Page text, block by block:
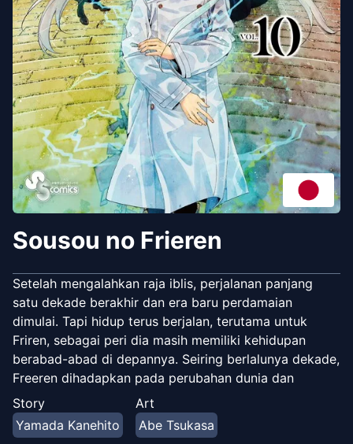
Sousou no Frieren
Setelah mengalahkan raja iblis, perjalanan panjang
satu dekade berakhir dan era baru perdamaian
dimulai. Tapi hidup terus berjalan, terutama untuk
Friren, sebagai peri dia masih memiliki kehidupan
berabad-abad di depannya. Seiring berlalunya dekade,
Freeren dihadapkan pada perubahan dunia dan
kefanaan manusia. Setelah satu pertemuan terakhir
dengan semua tim lamanya, dia menyadari bahwa
waktu yang dia habiskan bersama teman-temannya
Story
Yamada Kanehito
Art
Abe Tsukasa